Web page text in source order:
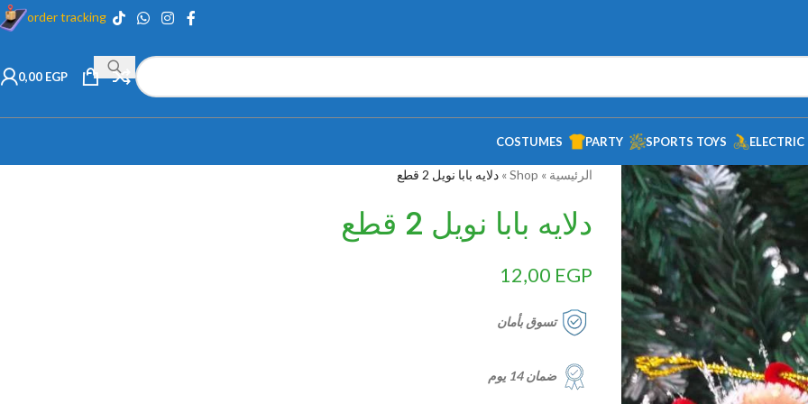
order tracking
0,00 EGP
ELECTRIC
SPORTS TOYS
PARTY
COSTUMES
الرئيسية »
Shop
» دلايه بابا نويل 2 قطع
دلايه بابا نويل 2 قطع
12,00 EGP
تسوق بأمان
ضمان 14 يوم